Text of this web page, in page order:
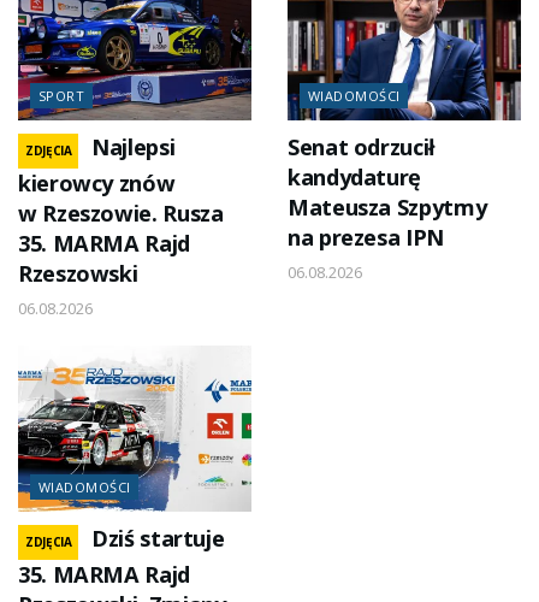
SPORT
ZDJĘCIA
Najlepsi
kierowcy znów
w Rzeszowie. Rusza
35. MARMA Rajd
Rzeszowski
06.08.2026
WIADOMOŚCI
Senat odrzucił
kandydaturę
Mateusza Szpytmy
na prezesa IPN
06.08.2026
WIADOMOŚCI
ZDJĘCIA
Dziś startuje
35. MARMA Rajd